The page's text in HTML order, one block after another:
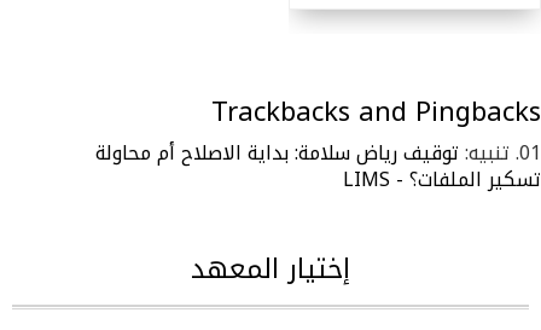
Trackbacks and Pingbacks
تنبيه:توقيف رياض سلامة: بداية الاصلاح أم محاولة
تسكير الملفات؟ - LIMS
إختيار المعهد